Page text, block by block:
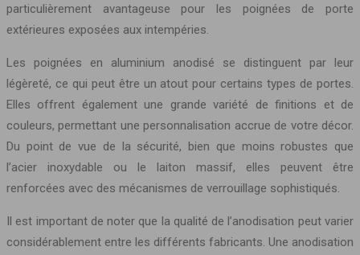
particulièrement avantageuse pour les poignées de porte
extérieures exposées aux intempéries.
Les poignées en aluminium anodisé se distinguent par leur
légèreté, ce qui peut être un atout pour certains types de portes.
Elles offrent également une grande variété de finitions et de
couleurs, permettant une personnalisation accrue de votre décor.
Du point de vue de la sécurité, bien que moins robustes que
l’acier inoxydable ou le laiton massif, elles peuvent être
renforcées avec des mécanismes de verrouillage sophistiqués.
Il est important de noter que la qualité de l’anodisation peut varier
considérablement entre les différents fabricants. Une anodisation